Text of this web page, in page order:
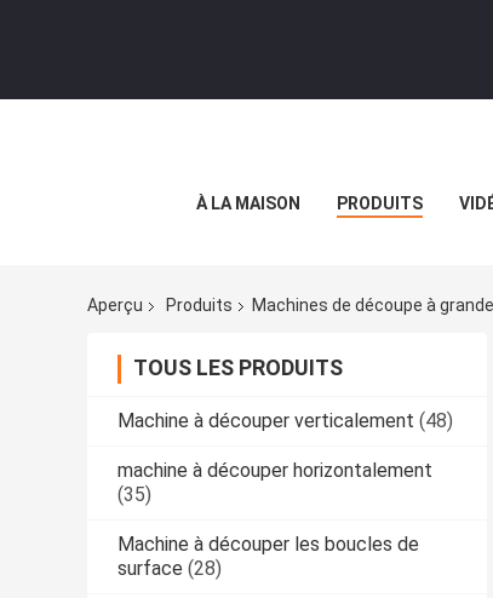
À LA MAISON PRODUITS
Aperçu Produits Machines de découpe à
TOUS LES PRODUITS
Machine à découper verticalement (48)
machine à découper horizontalement
(35)
Machine à découper les boucles de
surface (28)